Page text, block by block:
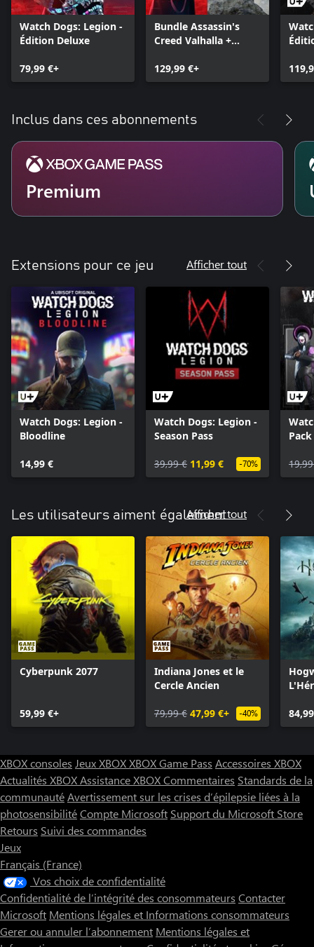
Watch Dogs: Legion -
Édition Deluxe
79,99 €+
Bundle Assassin's
Creed Valhalla +
129,99 €+
Inclus dans ces abonnements
Premium
Extensions pour ce jeu Afficher tout
Watch Dogs: Legion -
Bloodline
14,99 €
Watch Dogs: Legion -
Season Pass
39,99 € 11,99 € -70%
Les utilisateurs aiment également
Afficher tout
Cyberpunk 2077
59,99 €+
Indiana Jones et le
Cercle Ancien
79,99 € 47,99 €+ -40%
XBOX consoles Jeux XBOXXBOX Game Pass Accessoires XBOX
Actualités XBOXAssistance XBOXCommentaires Standards de la
communautéAvertissement sur les crises d’épilepsie liées à la
photosensibilitéCompte Microsoft Support du Microsoft Store
Retours Suivi des commandes
Jeux
Français (France)
Vos choix de confidentialité
Confidentialité de l’intégrité des consommateurs Contacter
Microsoft Mentions légales et Informations consommateurs
Gerer ou annuler l’abonnement Mentions légales et